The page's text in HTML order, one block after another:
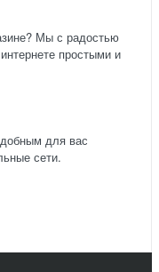
Мы с радостью
простыми и
для вас
сети.